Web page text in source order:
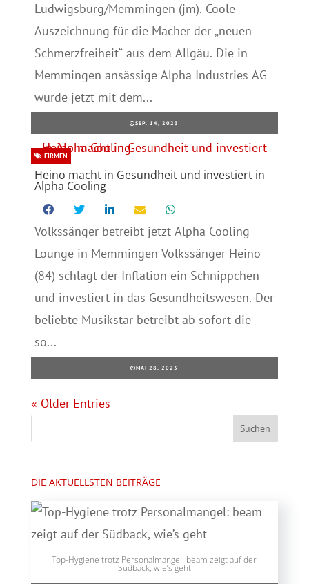
Ludwigsburg/Memmingen (jm). Coole
Auszeichnung für die Macher der „neuen
Schmerzfreiheit“ aus dem Allgäu. Die in
Memmingen ansässige Alpha Industries AG
wurde jetzt mit dem...
SEP. 14, 2023
Heino macht in Gesundheit und investiert in
Alpha Cooling
FIRMEN
Volkssänger betreibt jetzt Alpha Cooling
Lounge in Memmingen Volkssänger Heino
(84) schlägt der Inflation ein Schnippchen
und investiert in das Gesundheitswesen. Der
beliebte Musikstar betreibt ab sofort die
so...
MAI 28, 2023
« Older Entries
DIE AKTUELLSTEN BEITRÄGE
Top-Hygiene trotz Personalmangel: beam zeigt auf der
Südback, wie’s geht